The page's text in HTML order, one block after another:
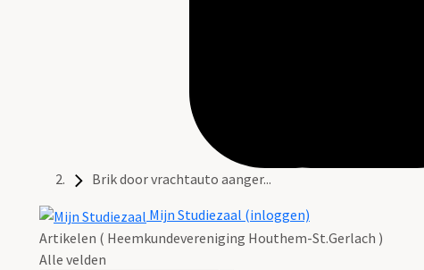
Brik door vrachtauto aanger...
Mijn Studiezaal (inloggen)
Artikelen ( Heemkundevereniging Houthem-St.Gerlach )
Alle velden